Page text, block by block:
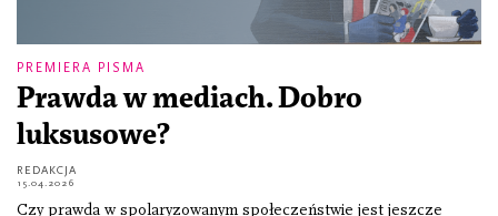
PREMIERA PISMA
Prawda w mediach. Dobro
luksusowe?
REDAKCJA
15.04.2026
Czy prawda w spolaryzowanym społeczeństwie jest jeszcze